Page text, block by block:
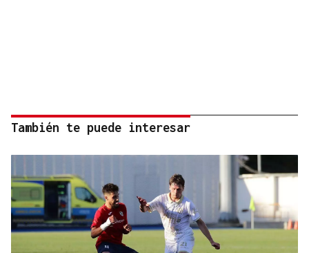
También te puede interesar